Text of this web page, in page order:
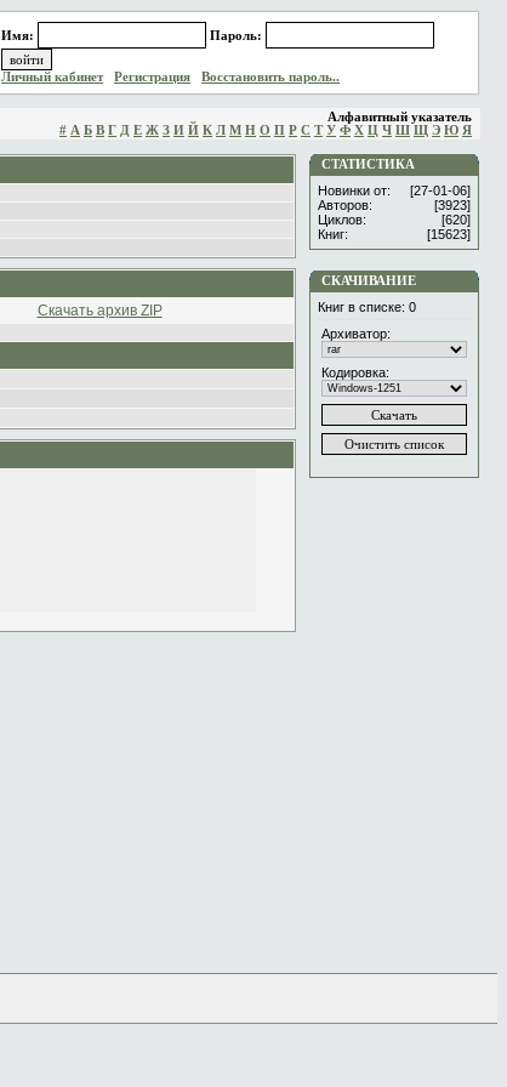
Имя: Пароль:
Личный кабинет Регистрация Восстановить пароль..
Алфавитный указатель
# А Б В Г Д Е Ж З И Й К Л М Н О П Р С Т У Ф Х Ц Ч Ш Щ Э Ю Я
Скачать архив ZIP
СТАТИСТИКА
Новинки от:
[27-01-06]
Авторов:
[3923]
Циклов:
[620]
Книг:
[15623]
СКАЧИВАНИЕ
Книг в списке: 0
Архиватор:
Кодировка: